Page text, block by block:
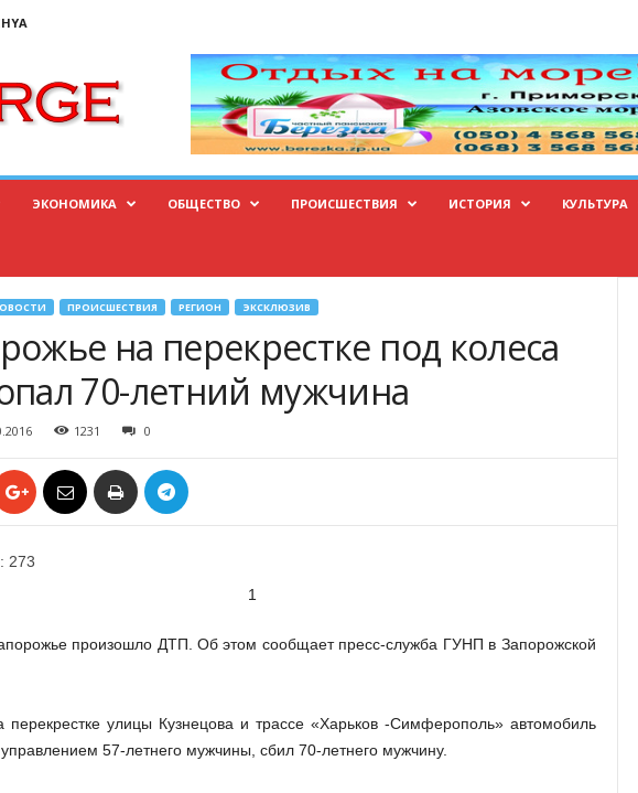
ЭКОНОМИКА ОБЩЕСТВО ПРОИСШЕСТВИЯ ИСТОРИЯ КУЛЬТУРА
ПРОИСШЕСТВИЯ РЕГИОН ЭКСКЛЮЗИВ
на перекрестке под колеса
70-летний мужчина
1231 0
273
произошло ДТП. Об этом сообщает пресс-служба ГУНП в Запорожской
перекрестке улицы Кузнецова и трассе «Харьков -Симферополь» автомобиль
57-летнего мужчины, сбил 70-летнего мужчину.